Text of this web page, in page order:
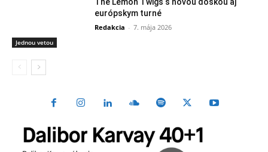
Jednou vetou
The Lemon Twigs s novou doskou aj
európskym turné
Redakcia - 7. mája 2026